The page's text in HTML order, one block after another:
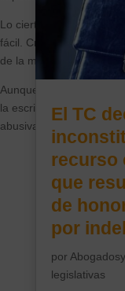
Lo cierto es que
fácil. Creemos que no
de la moratoria.
Aunque lo ya que te
la escritura de hipoteca.
abusivas que podemos
El TC
recurso
que
de
por
por
legislativas